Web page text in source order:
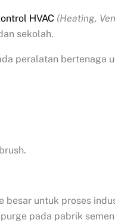
HVAC (Heating,
sekolah.
peralatan bertenaga
besar untuk proses
pada pabrik